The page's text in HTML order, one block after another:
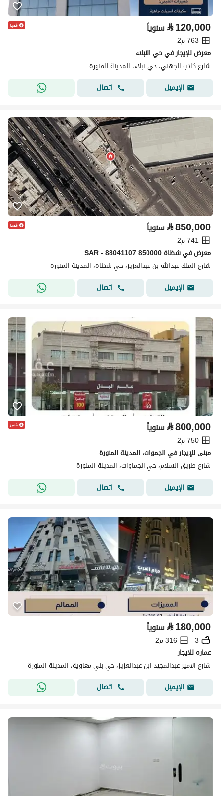
⃁120,000 سنوياً
763 م2
معرض للإيجار في حي النبلاء
شارع كلاب الجهني، حي نبلاء، المدينة المنورة
الإيميل
اتصال
⃁850,000 سنوياً
741 م2
معرض في شظاة 850000 SAR - 88041107
شارع الملك عبدالله بن عبدالعزيز، حي شظاة، المدينة المنورة
الإيميل
اتصال
⃁800,000 سنوياً
750 م2
مبنى للإيجار في الجموات، المدينة المنورة
شارع طريق السلام، حي الجماوات، المدينة المنورة
الإيميل
اتصال
⃁180,000 سنوياً
3
316 م2
عماره للايجار
شارع الامير عبدالمجيد ابن عبدالعزيز، حي بني معاوية، المدينة المنورة
الإيميل
اتصال